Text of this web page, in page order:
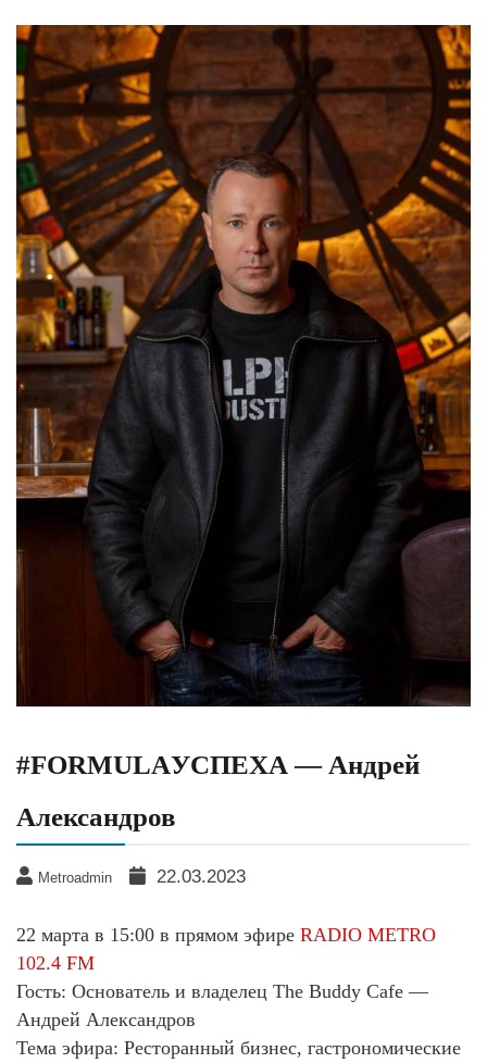
#FORMULAУСПЕХА — Андрей
Александров
Metroadmin 22.03.2023
22 марта в 15:00 в прямом эфире RADIO METRO
102.4 FM
Гость: Основатель и владелец The Buddy Cafe —
Андрей Александров
Тема эфира: Ресторанный бизнес, гастрономические